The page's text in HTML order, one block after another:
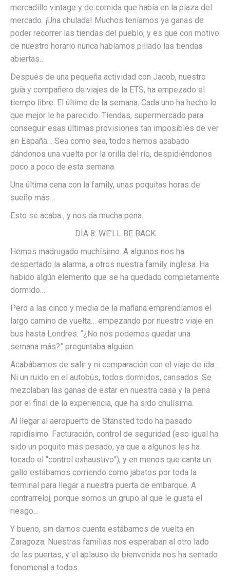
mercadillo vintage y de comida que había en la plaza del
mercado. ¡Una chulada! Muchos teníamos ya ganas de
poder recorrer las tiendas del pueblo, y es que con motivo
de nuestro horario nunca habíamos pillado las tiendas
abiertas…
Después de una pequeña actividad con Jacob, nuestro
guía y compañero de viajes de la ETS, ha empezado el
tiempo libre. El último de la semana. Cada uno ha hecho lo
que mejor le ha parecido. Tiendas, supermercado para
conseguir esas últimas provisiones tan imposibles de ver
en España… Sea como sea, todos hemos acabado
dándonos una vuelta por la orilla del río, despidiéndonos
poco a poco de esta semana.
Una última cena con la family, unas poquitas horas de
sueño más…
Esto se acaba , y nos da mucha pena.
DÍA 8: WE’LL BE BACK
Hemos madrugado muchísimo. A algunos nos ha
despertado la alarma, a otros nuestra family inglesa. Ha
habido algún elemento que se ha quedado completamente
dormido…
Pero a las cinco y media de la mañana emprendíamos el
largo camino de vuelta… empezando por nuestro viaje en
bus hasta Londres. “¿No nos podemos quedar una
semana más?” preguntaba alguien.
Acabábamos de salir y ni comparación con el viaje de ida…
Ni un ruido en el autobús, todos dormidos, cansados. Se
mezclaban las ganas de estar en nuestra casa y la pena
por el final de la experiencia, que ha sido chulísima.
Al llegar al aeropuerto de Stansted todo ha pasado
rapidísimo. Facturación, control de seguridad (eso igual ha
sido un poquito más pesado, ya que a algunos les ha
tocado el “control exhaustivo”), y en menos que canta un
gallo estábamos corriendo como jabatos por toda la
terminal para llegar a nuestra puerta de embarque. A
contrarreloj, porque somos un grupo al que le gusta el
riesgo…
Y bueno, sin darnos cuenta estábamos de vuelta en
Zaragoza. Nuestras familias nos esperaban al otro lado
de las puertas, y el aplauso de bienvenida nos ha sentado
fenomenal a todos.